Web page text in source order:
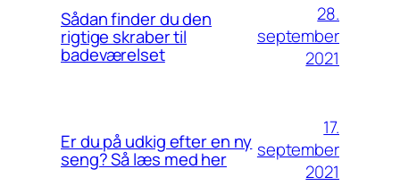
Sådan finder du den
rigtige skraber til
badeværelset
28.
september
2021
Er du på udkig efter en ny
seng? Så læs med her
17.
september
2021